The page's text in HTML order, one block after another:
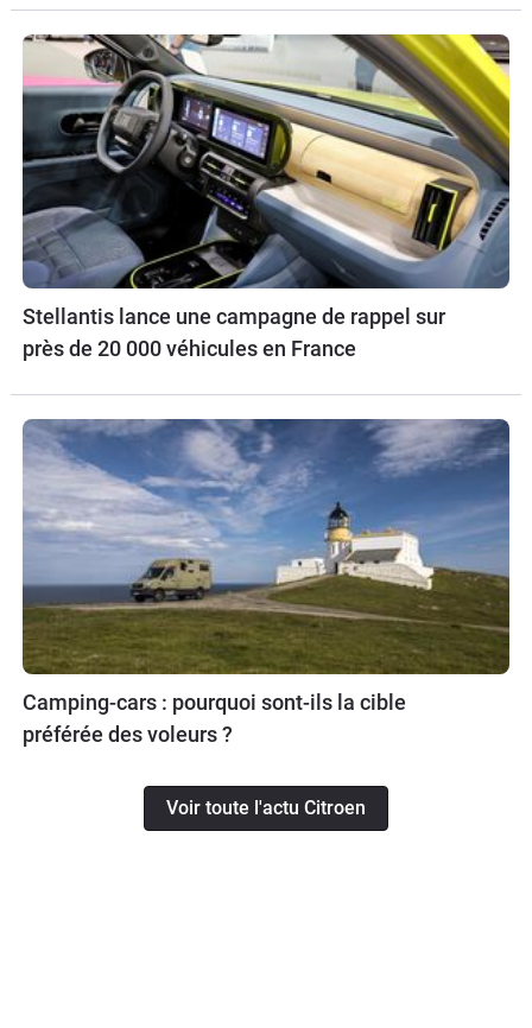
Stellantis lance une campagne de rappel sur
près de 20 000 véhicules en France
Camping-cars : pourquoi sont-ils la cible
préférée des voleurs ?
Voir toute l'actu Citroen